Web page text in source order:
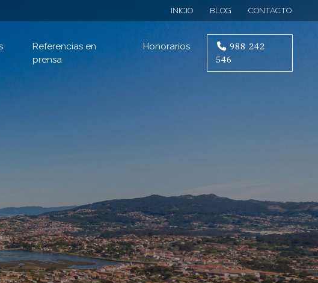
INICIO BLOG CONTACTO
Referencias en
prensa
Honorarios
988 242
546